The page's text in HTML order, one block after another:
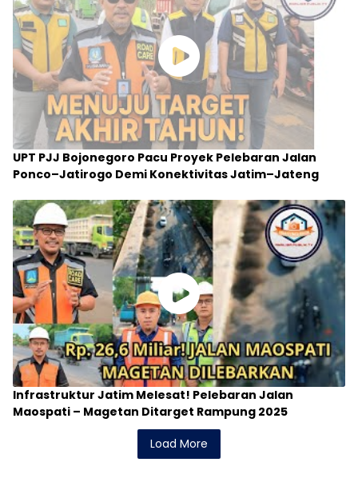
Infrastruktur Jatim Melesat! Pelebaran Jalan
Maospati – Magetan Ditarget Rampung 2025
Load More
PT ANALISA PUBLIK MEDIA
Gedung Graha Wartawan PWI Jatim, Jalan Taman
Apsari 15-17 Surabaya, Jawa Timur.
0812-3462-727 / 0812-909-557 / 0821-4079-5099 /
0812-5233-1878
analisapublikredaksi@gmail.com